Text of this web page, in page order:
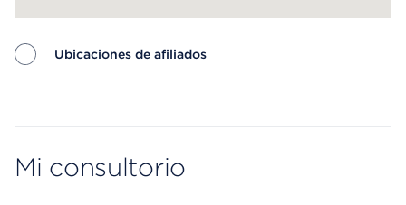
Ubicaciones de afiliados
Mi consultorio